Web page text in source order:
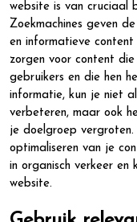
website is van cruciaal
Zoekmachines geven
en informatieve
zorgen voor content
gebruikers en die hen
informatie, kun je niet
verbeteren, maar ook
je doelgroep
optimaliseren van je
in organisch verkeer en
website.